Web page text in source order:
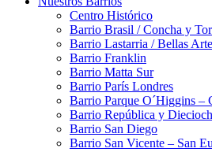
Centro Histórico
Barrio Brasil / Concha y
Barrio Lastarria / Bellas
Barrio Franklin
Barrio Matta Sur
Barrio Parí­s Londres
Barrio Parque O´Higgins –
Barrio República y
Barrio San Diego
Barrio San Vicente – San